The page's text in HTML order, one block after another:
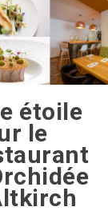
étoile
le